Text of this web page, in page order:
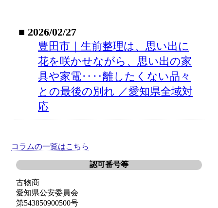
■ 2026/02/27
豊田市｜生前整理は、思い出に
花を咲かせながら、思い出の家
具や家電‥‥離したくない品々
との最後の別れ ／愛知県全域対
応
■ 2026/01/10
まった大量のゴミの緊急片付け
を真心対応でお手伝い【愛知県
新城市・豊川市の事例から】
コラムの一覧はこちら
認可番号等
古物商
愛知県公安委員会
第543850900500号